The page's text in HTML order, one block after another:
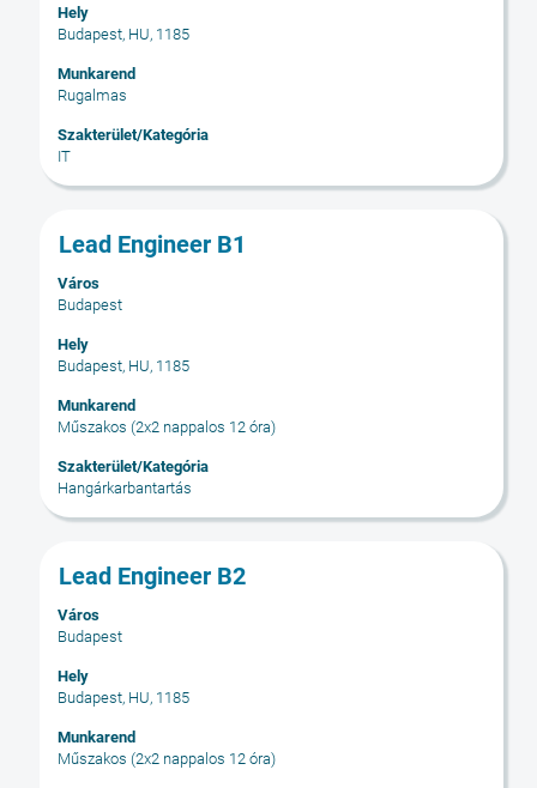
Hely
Budapest, HU, 1185
Munkarend
Rugalmas
Szakterület/Kategória
IT
billentyűvel
az
állásinformáció
teljes
megtekintéséhez.
Cím
Lead Engineer B1
Város
Budapest
Hely
Budapest, HU, 1185
Munkarend
Műszakos (2x2 nappalos 12 óra)
Szakterület/Kategória
Hangárkarbantartás
Jelölje
a
szóköz
billentyűvel
az
állásinformáció
teljes
megtekintéséhez.
Cím
Lead Engineer B2
Város
Budapest
Hely
Budapest, HU, 1185
Munkarend
Műszakos (2x2 nappalos 12 óra)
Jelölje
a
szóköz
billentyűvel
az
állásinformáció
teljes